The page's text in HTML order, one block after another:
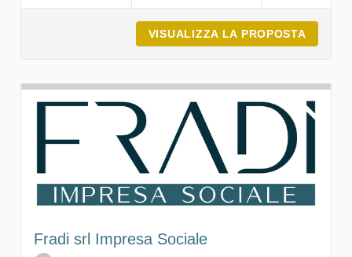
VISUALIZZA LA PROPOSTA
Fradi srl Impresa Sociale